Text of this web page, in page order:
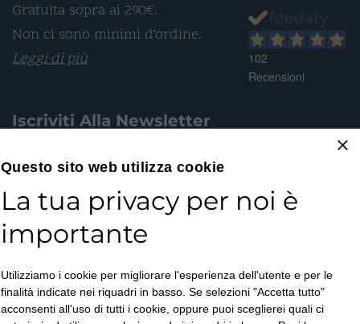
Gratuita sopra ai 290€.
Non ci sono minimi d’ordine.
Leggi di più
Iscriviti Alla Newsletter
Email*
Privacy Policy*
ISCRIVITI
102
Recensioni
×
Questo sito web utilizza cookie
La tua privacy per noi è
importante
Utilizziamo i cookie per migliorare l'esperienza dell'utente e per le
finalità indicate nei riquadri in basso. Se selezioni "Accetta tutto"
acconsenti all'uso di tutti i cookie, oppure puoi sceglierei quali ci